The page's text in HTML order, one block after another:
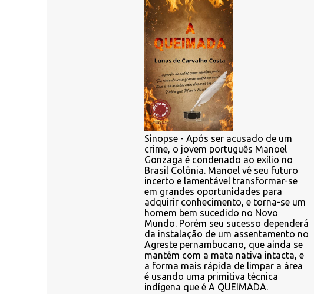
Sinopse - Após ser acusado de um
crime, o jovem português Manoel
Gonzaga é condenado ao exílio no
Brasil Colônia. Manoel vê seu futuro
incerto e lamentável transformar-se
em grandes oportunidades para
adquirir conhecimento, e torna-se um
homem bem sucedido no Novo
Mundo. Porém seu sucesso dependerá
da instalação de um assentamento no
Agreste pernambucano, que ainda se
mantêm com a mata nativa intacta, e
a forma mais rápida de limpar a área
é usando uma primitiva técnica
indígena que é A QUEIMADA.